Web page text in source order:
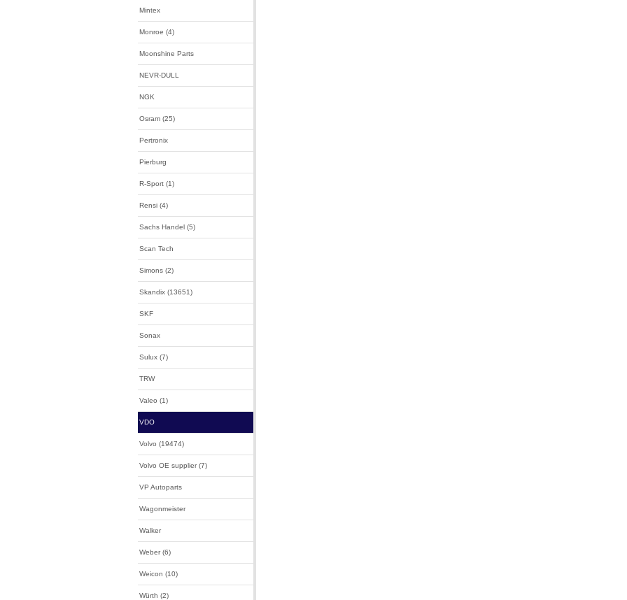
Mintex
Monroe (4)
Moonshine Parts
NEVR-DULL
NGK
Osram (25)
Pertronix
Pierburg
R-Sport (1)
Rensi (4)
Sachs Handel (5)
Scan Tech
Simons (2)
Skandix (13651)
SKF
Sonax
Sulux (7)
TRW
Valeo (1)
VDO
Volvo (19474)
Volvo OE supplier (7)
VP Autoparts
Wagonmeister
Walker
Weber (6)
Weicon (10)
Würth (2)